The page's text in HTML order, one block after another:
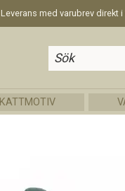
Leverans med varubrev direkt
KATTMOTIV